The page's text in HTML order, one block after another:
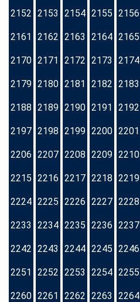
2152 2153 2154 2155 2156
2161 2162 2163 2164 2165
2170 2171 2172 2173 2174
2179 2180 2181 2182 2183
2188 2189 2190 2191 2192
2197 2198 2199 2200 2201
2206 2207 2208 2209 2210
2215 2216 2217 2218 2219
2224 2225 2226 2227 2228
2233 2234 2235 2236 2237
2242 2243 2244 2245 2246
2251 2252 2253 2254 2255
2260 2261 2262 2263 2264